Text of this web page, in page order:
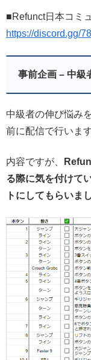
■Refunct日本コミ
https://discord.gg/
事前企画 – 中級
中級者の伸び悩み
前に配信で行います
内容ですが、
る際に気を付けて
トにしてもらいま